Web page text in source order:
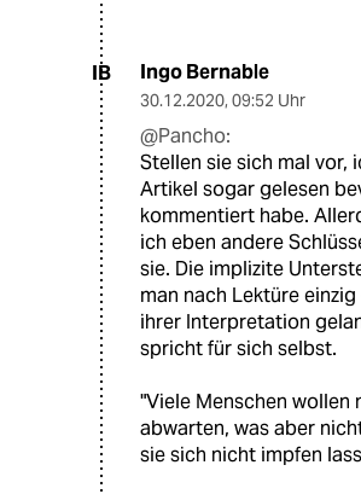
IB Ingo Bernable
30.12.2020, 09:52 Uhr
@Pancho:
Stellen sie sich mal vor,
Artikel sogar gelesen
kommentiert habe.
ich eben andere
sie. Die implizite
man nach Lektüre
ihrer Interpretation
spricht für sich selbst.
"Viele Menschen wollen
abwarten, was aber
sie sich nicht impfen